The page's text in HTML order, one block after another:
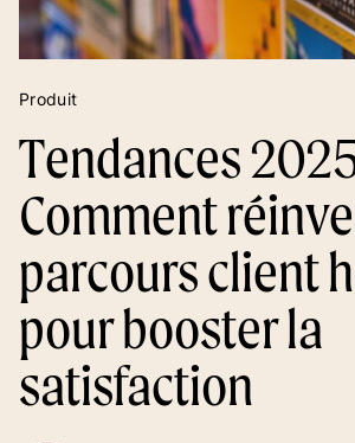
Produit
Tendances
Comment
parcours client
pour booster la
satisfaction